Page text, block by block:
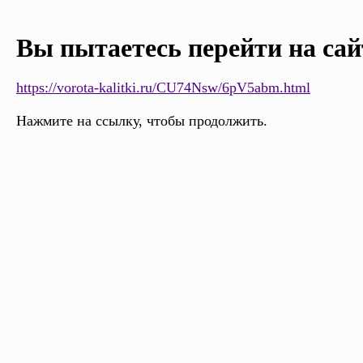
Вы пытаетесь перейти на
https://vorota-kalitki.ru/CU74Nsw/6pV5abm.html
Нажмите на ссылку, чтобы продолжить.